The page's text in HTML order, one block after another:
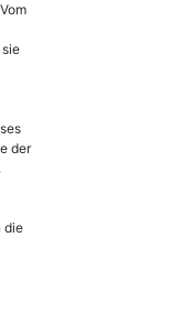
der
die